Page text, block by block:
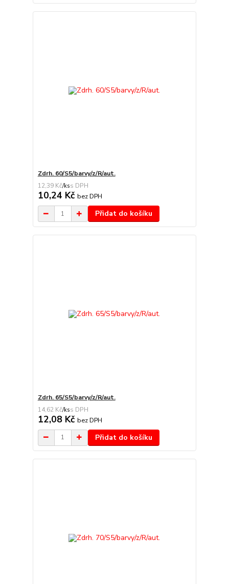
Zdrh. 60/S5/barvy/z/R/aut.
12,39 Kč/ks
10,24 Kč bez DPH
Přidat do košíku
Zdrh. 65/S5/barvy/z/R/aut.
14,62 Kč/ks
12,08 Kč bez DPH
Přidat do košíku